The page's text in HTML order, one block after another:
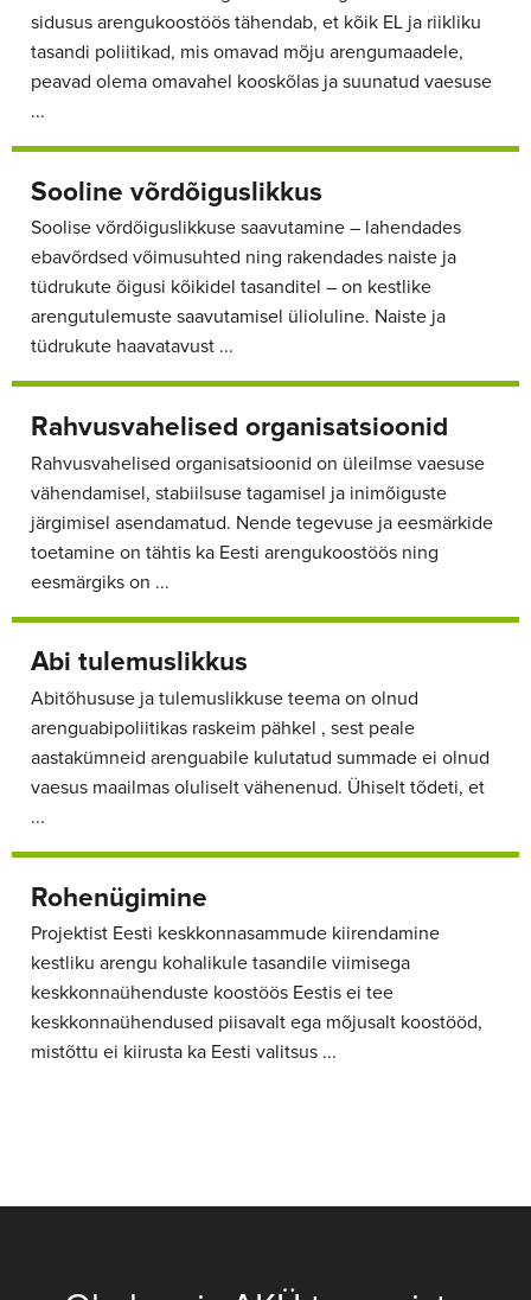
sidusus arengukoostöös tähendab, et kõik EL ja riikliku
tasandi poliitikad, mis omavad mõju arengumaadele,
peavad olema omavahel kooskõlas ja suunatud vaesuse
...
Sooline võrdõiguslikkus
Soolise võrdõiguslikkuse saavutamine – lahendades
ebavõrdsed võimusuhted ning rakendades naiste ja
tüdrukute õigusi kõikidel tasanditel – on kestlike
arengutulemuste saavutamisel ülioluline. Naiste ja
tüdrukute haavatavust ...
Rahvusvahelised organisatsioonid
Rahvusvahelised organisatsioonid on üleilmse vaesuse
vähendamisel, stabiilsuse tagamisel ja inimõiguste
järgimisel asendamatud. Nende tegevuse ja eesmärkide
toetamine on tähtis ka Eesti arengukoostöös ning
eesmärgiks on ...
Abi tulemuslikkus
Abitõhususe ja tulemuslikkuse teema on olnud
arenguabipoliitikas raskeim pähkel , sest peale
aastakümneid arenguabile kulutatud summade ei olnud
vaesus maailmas oluliselt vähenenud. Ühiselt tõdeti, et
...
Rohenügimine
Projektist Eesti keskkonnasammude kiirendamine
kestliku arengu kohalikule tasandile viimisega
keskkonnaühenduste koostöös Eestis ei tee
keskkonnaühendused piisavalt ega mõjusalt koostööd,
mistõttu ei kiirusta ka Eesti valitsus ...